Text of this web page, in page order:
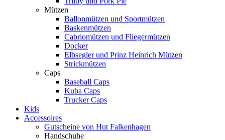
Mützen
Ballonmützen und Sportmützen
Baskenmützen
Cabriomützen und Fliegermützen
Docker
Elbsegler und Prinz Heinrich Mützen
Strickmützen
Caps
Baseball Caps
Kuba Caps
Trucker Caps
Kids
Accessoires
Gutscheine von Hut Falkenhagen
Handschuhe